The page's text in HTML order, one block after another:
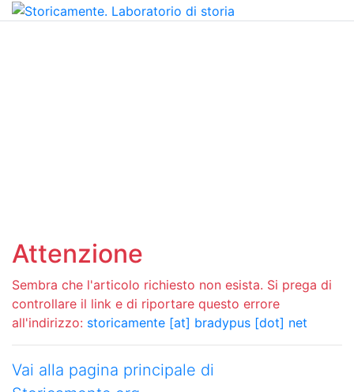
Attenzione
Sembra che l'articolo richiesto non esista. Si prega di
controllare il link e di riportare questo errore
all'indirizzo: storicamente [at] bradypus [dot] net
Vai alla pagina principale di